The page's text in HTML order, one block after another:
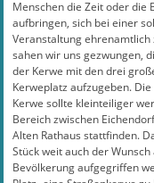
Menschen die Zeit oder die
aufbringen, sich bei einer
Veranstaltung ehrenamtlich
sahen wir uns gezwungen,
der Kerwe mit den drei
Kerweplatz aufzugeben.
Kerwe sollte kleinteiliger
Bereich zwischen
Alten Rathaus stattfinden.
Stück weit auch der Wunsch
Bevölkerung aufgegriffen